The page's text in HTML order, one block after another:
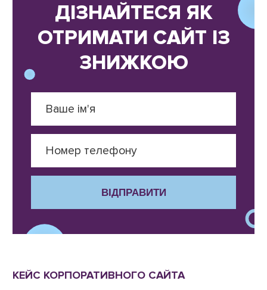
ДІЗНАЙТЕСЯ ЯК
ОТРИМАТИ САЙТ ІЗ
ЗНИЖКОЮ
ВІДПРАВИТИ
КЕЙС КОРПОРАТИВНОГО САЙТА